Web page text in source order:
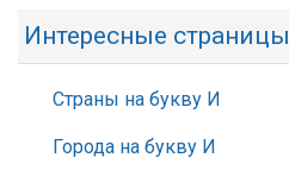
Интересные страницы
Страны на букву И
Города на букву И